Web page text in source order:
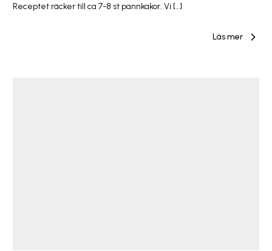
Receptet räcker till ca 7-8 st pannkakor. Vi […]
Läs mer